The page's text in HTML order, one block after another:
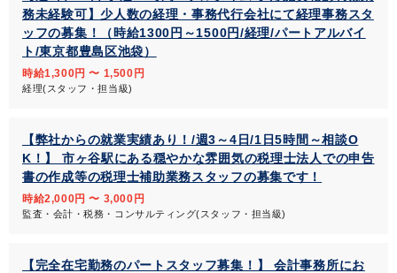
務未経験可】少人数の経理・事務代行会社にて経理事務スタ
ッフの募集！（時給1300円～1500円/経理/パートアルバイ
ト/東京都豊島区池袋）
時給1,300円 〜 1,500円
経理(スタッフ・担当級)
【弊社からの就業実績あり！/週3～4日/1日5時間～相談O
K！】 市ヶ谷駅にある穏やかな雰囲気の税理士法人での申告
書の作成等の税理士補助業務スタッフの募集です！
時給2,000円 〜 3,000円
監査・会計・税務・コンサルティング(スタッフ・担当級)
【完全在宅勤務のパートスタッフ募集！】 会計事務所にお